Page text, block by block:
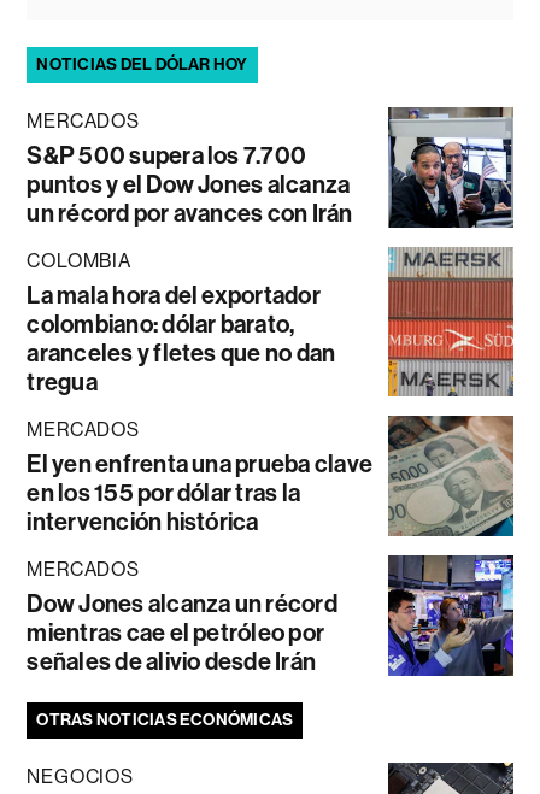
NOTICIAS DEL DÓLAR HOY
MERCADOS
S&P 500 supera los 7.700
puntos y el Dow Jones alcanza
un récord por avances con Irán
COLOMBIA
La mala hora del exportador
colombiano: dólar barato,
aranceles y fletes que no dan
tregua
MERCADOS
El yen enfrenta una prueba clave
en los 155 por dólar tras la
intervención histórica
MERCADOS
Dow Jones alcanza un récord
mientras cae el petróleo por
señales de alivio desde Irán
OTRAS NOTICIAS ECONÓMICAS
NEGOCIOS